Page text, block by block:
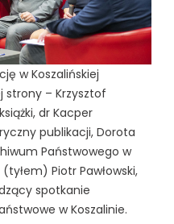
w Koszalińskiej
strony – Krzysztof
dr Kacper
publikacji, Dorota
Państwowego w
Piotr Pawłowski,
spotkanie
w Koszalinie.